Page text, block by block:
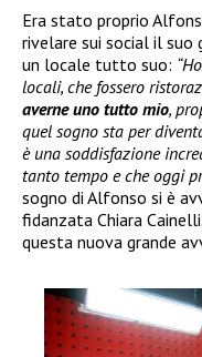
Era stato proprio
rivelare sui social il suo
un locale tutto suo:
locali, che fossero
averne uno tutto mio,
quel sogno sta per
è una soddisfazione
tanto tempo e che oggi
sogno di Alfonso si è
fidanzata Chiara
questa nuova grande